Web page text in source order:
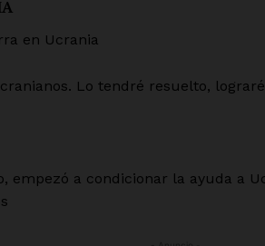
en Ucrania
Lo tendré resuelto,
empezó a condicionar la ayuda a